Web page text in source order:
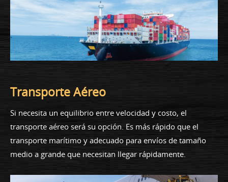
Transporte Aéreo
Si necesita un equilibrio entre velocidad y costo, el
transporte aéreo será su opción. Es más rápido que el
transporte marítimo y adecuado para envíos de tamaño
medio a grande que necesitan llegar rápidamente.